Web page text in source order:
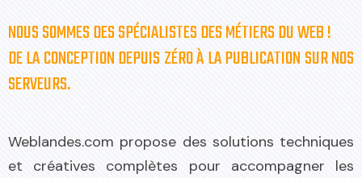
NOUS SOMMES DES SPÉCIALISTES DES MÉTIERS DU WEB !
DE LA CONCEPTION DEPUIS ZÉRO À LA PUBLICATION SUR NOS
SERVEURS.
Weblandes.com propose des solutions techniques
et créatives complètes pour accompagner les